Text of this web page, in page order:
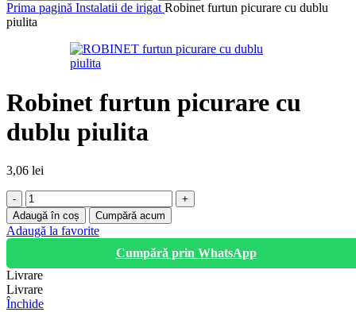
Prima pagină Instalatii de irigat Robinet furtun picurare cu dublu
piulita
Robinet furtun picurare cu
dublu piulita
3,06 lei
Cantitate
Robinet
furtun
picurare
dublu
piulita
Adaugă în coș Cumpără acum
Adaugă la favorite
Cumpără prin WhatsApp
Livrare
Livrare
Închide